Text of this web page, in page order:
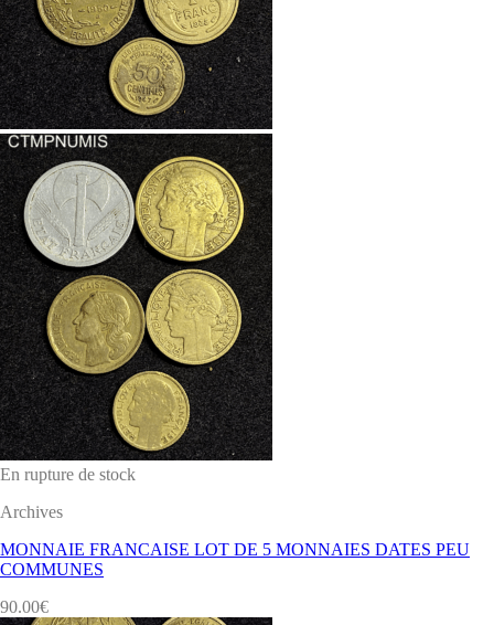
En rupture de stock
Archives
MONNAIE FRANCAISE LOT DE 5 MONNAIES DATES PEU
COMMUNES
90.00€